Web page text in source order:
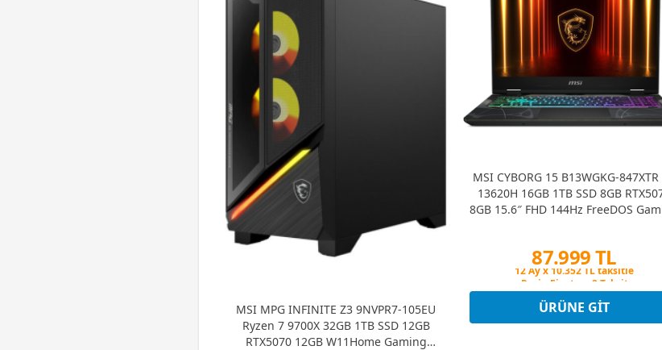
MSI MPG INFINITE Z3 9NVPR7-105EU
Ryzen 7 9700X 32GB 1TB SSD 12GB
RTX5070 12GB W11Home Gaming
MSI CYBORG 15 B13WGKG-
13620H 16GB 1TB SSD 8GB
8GB 15.6″ FHD 144Hz FreeDOS
87.999 TL
Peşin Fiyatına 3 Taksit
Peşin Fiyatına 3 Taksit
ÜRÜNE GIT